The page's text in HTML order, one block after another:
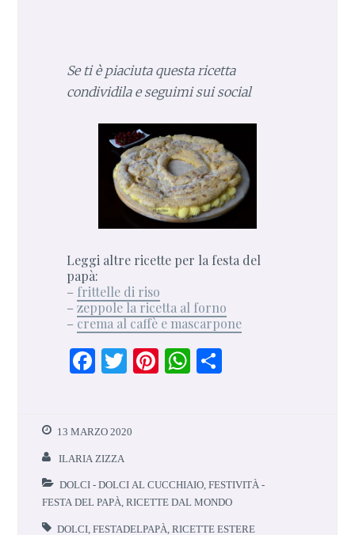
Se ti è piaciuta questa ricetta
condividila e seguimi sui social
Leggi altre ricette per la festa del
papà:
– frittelle di riso
– zeppole la ricetta al forno
– crema al caffè e mascarpone
F
b
o
o
k
T
te
Pi W
p
p
S
13 MARZO 2020
ILARIA ZIZZA
DOLCI - DOLCI AL CUCCHIAIO ,FESTIVITÀ -
FESTA DEL PAPÀ ,RICETTE DAL MONDO
DOLCI ,FESTADELPAPÀ ,RICETTE ESTERE